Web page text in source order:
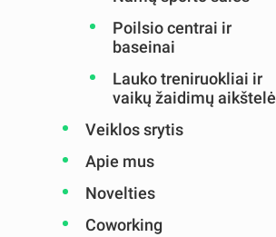
Poilsio centrai ir
baseinai
Lauko treniruokliai ir
vaikų žaidimų
Veiklos srytis
Apie mus
Novelties
Coworking